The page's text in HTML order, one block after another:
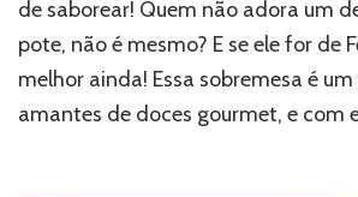
de saborear! Quem não adora um
pote, não é mesmo? E se ele for de
melhor ainda! Essa sobremesa é
amantes de doces gourmet, e com